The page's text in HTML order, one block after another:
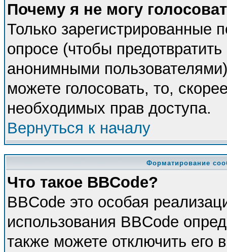
Почему я не могу
Только зарегистрированные
опросе (чтобы предотвратить
анонимными
можете голосовать, то,
необходимых прав доступа.
Вернуться к началу
Форматирование
Что такое BBCode?
BBCode это особая
использования BBCode
также можете отключить